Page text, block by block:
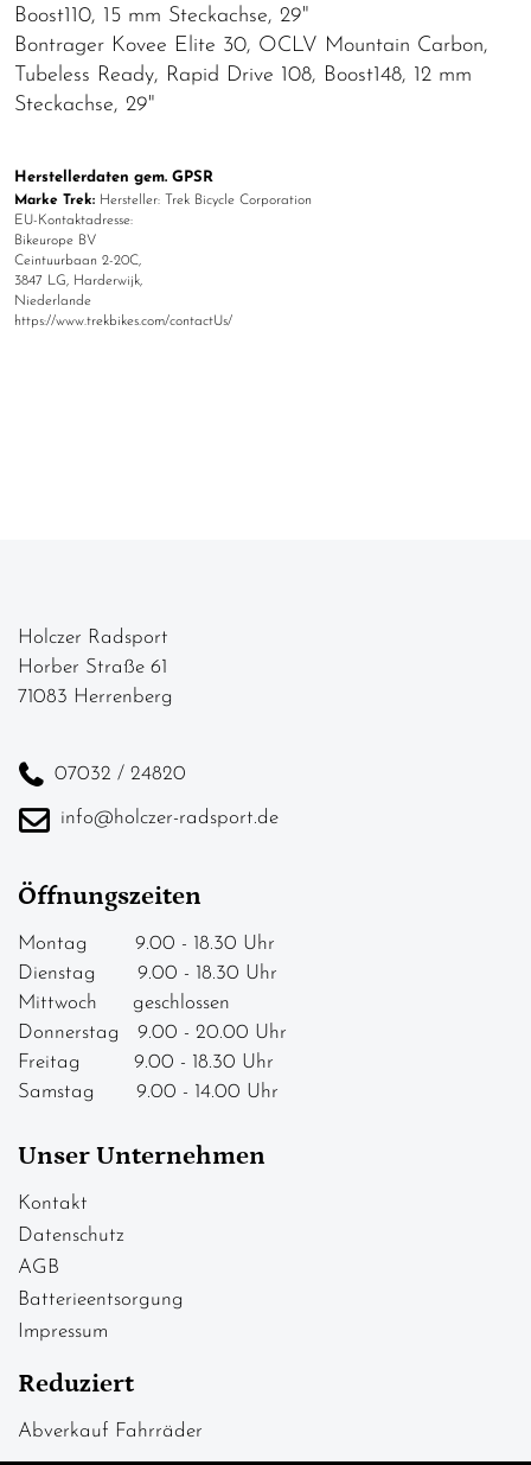
Boost110, 15 mm Steckachse, 29"
Bontrager Kovee Elite 30, OCLV Mountain Carbon,
Tubeless Ready, Rapid Drive 108, Boost148, 12 mm
Steckachse, 29"
Herstellerdaten gem. GPSR
Marke Trek: Hersteller: Trek Bicycle Corporation
EU-Kontaktadresse:
Bikeurope BV
Ceintuurbaan 2-20C,
3847 LG, Harderwijk,
Niederlande
https://www.trekbikes.com/contactUs/
Holczer Radsport
Horber Straße 61
71083 Herrenberg
07032 / 24820
info@holczer-radsport.de
Öffnungszeiten
Montag 9.00 - 18.30 Uhr
Dienstag 9.00 - 18.30 Uhr
Mittwoch geschlossen
Donnerstag 9.00 - 20.00 Uhr
Freitag 9.00 - 18.30 Uhr
Samstag 9.00 - 14.00 Uhr
Unser Unternehmen
Kontakt
Datenschutz
AGB
Batterieentsorgung
Impressum
Reduziert
Abverkauf Fahrräder